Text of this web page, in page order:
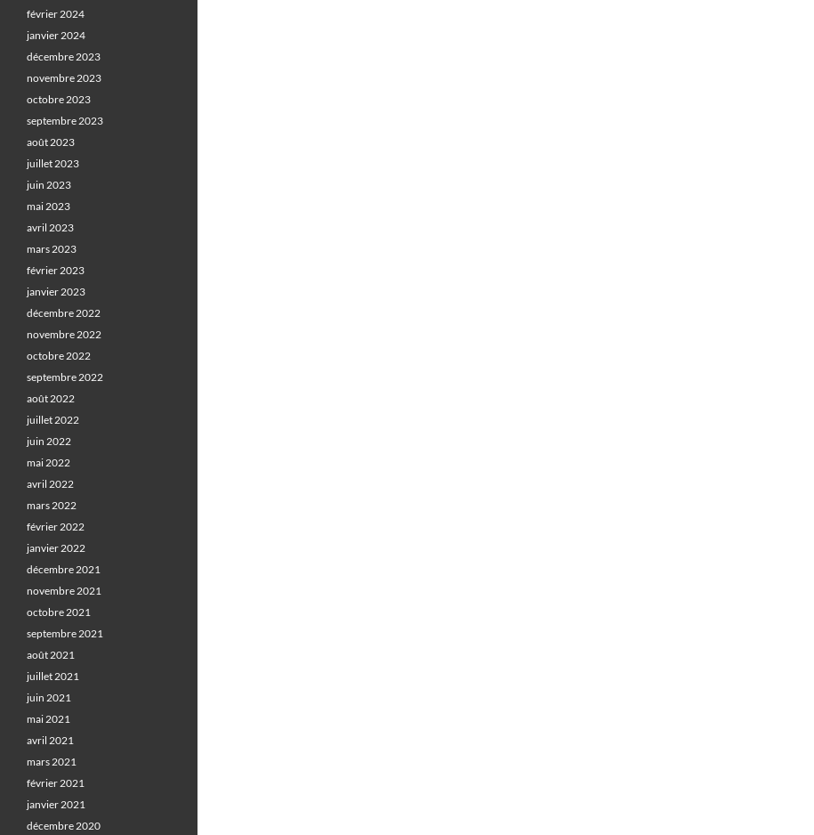
février 2024
janvier 2024
décembre 2023
novembre 2023
octobre 2023
septembre 2023
août 2023
juillet 2023
juin 2023
mai 2023
avril 2023
mars 2023
février 2023
janvier 2023
décembre 2022
novembre 2022
octobre 2022
septembre 2022
août 2022
juillet 2022
juin 2022
mai 2022
avril 2022
mars 2022
février 2022
janvier 2022
décembre 2021
novembre 2021
octobre 2021
septembre 2021
août 2021
juillet 2021
juin 2021
mai 2021
avril 2021
mars 2021
février 2021
janvier 2021
décembre 2020